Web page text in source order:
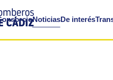
NoticiasDe interés